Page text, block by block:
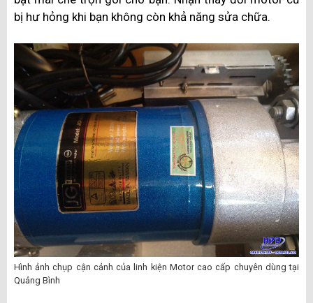
bị hư hỏng khi bạn không còn khả năng sửa chữa.
Hình ảnh chụp cận cảnh của linh kiện Motor cao cấp chuyên dùng tại
Quảng Bình